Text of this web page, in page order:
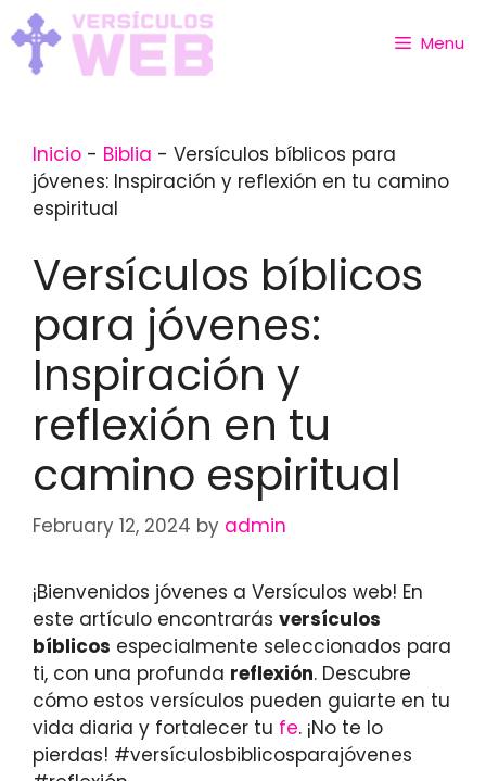
Skip
to
content
Menu
Inicio - Biblia - Versículos bíblicos para
jóvenes: Inspiración y reflexión en tu camino
espiritual
Versículos bíblicos
para jóvenes:
Inspiración y
reflexión en tu
camino espiritual
February 12, 2024 by admin
¡Bienvenidos jóvenes a Versículos web! En
este artículo encontrarás versículos
bíblicos especialmente seleccionados para
ti, con una profunda reflexión. Descubre
cómo estos versículos pueden guiarte en tu
vida diaria y fortalecer tu fe. ¡No te lo
pierdas! #versículosbiblicosparajóvenes